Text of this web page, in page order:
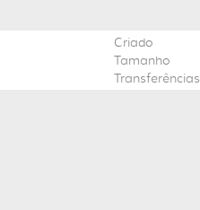
Criado
Tamanho
Transferências